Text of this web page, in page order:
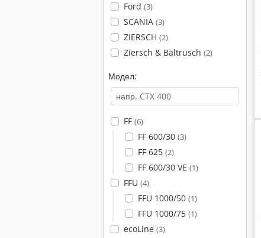
Ford (3)
SCANIA (3)
ZIERSCH (2)
Ziersch & Baltrusch (2)
Модел:
FF (6)
FF 600/30 (3)
FF 625 (2)
FF 600/30 VE (1)
FFU (4)
FFU 1000/50 (1)
FFU 1000/75 (1)
ecoLine (3)